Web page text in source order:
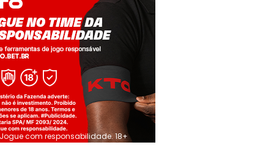
Jogue com responsabilidade. 18+